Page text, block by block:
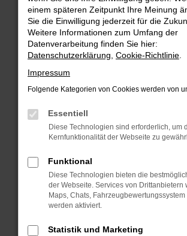
Hier sind ein paar Tipps, die dir helfen
Überprüfe deine Firewall und
Internetverbindung.
Laden andere Webseiten, zum
Suchmaschine?
Prüfe deine
können das Laden bestimmter
verhindern. Funktioniert die Seite in
anderen Browser oder in einem
Starte dein Gerät neu.
Das kann manchmal helfen,
Probleme zu beheben.
Betriebssystem auf dem
einem späteren Zeitpunkt Ihre Meinung
Sie die Einwilligung jederzeit für die
Weitere Informationen zum Umfang der
Datenverarbeitung finden Sie hier:
Datenschutzerklärung Cookie-Richtlinie
Impressum
Folgende Kategorien von Cookies werden von
Essentiell
Diese Technologien sind erforderlich, um
Kernfunktionalität der Webseite zu
Funktional
Diese Technologien bieten die
der Webseite. Services von Drittanbietern
Maps, Chats,
werden aktiviert.
Statistik und Marketing